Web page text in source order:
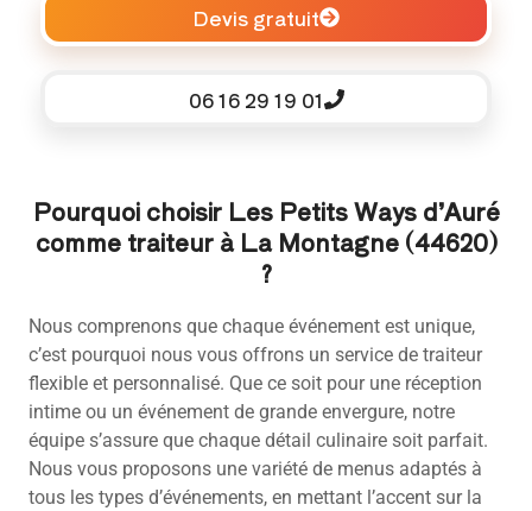
Devis gratuit
06 16 29 19 01
Pourquoi choisir Les Petits Ways d’Auré
comme traiteur à La Montagne (44620)
?
Nous comprenons que chaque événement est unique,
c’est pourquoi nous vous offrons un service de traiteur
flexible et personnalisé. Que ce soit pour une réception
intime ou un événement de grande envergure, notre
équipe s’assure que chaque détail culinaire soit parfait.
Nous vous proposons une variété de menus adaptés à
tous les types d’événements, en mettant l’accent sur la